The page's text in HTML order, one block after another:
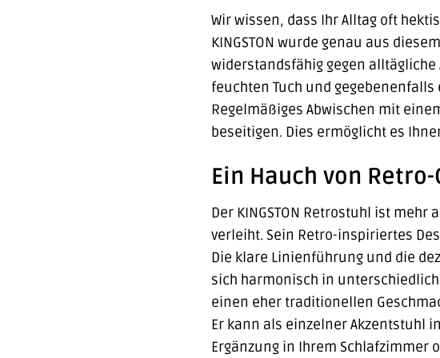
Wir wissen, dass Ihr Alltag oft
KINGSTON wurde genau aus
widerstandsfähig gegen
feuchten Tuch und
Regelmäßiges Abwischen mit
beseitigen. Dies ermöglicht es
Ein Hauch von
Der KINGSTON Retrostuhl ist
verleiht. Sein Retro-inspiriertes
Die klare Linienführung und die
sich harmonisch in
einen eher traditionellen
Er kann als einzelner Akzentstuhl
Ergänzung in Ihrem Schlafzimmer